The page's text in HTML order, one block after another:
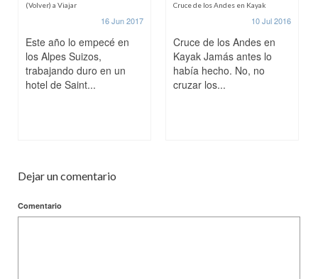
(Volver) a Viajar
16 Jun 2017
Este año lo empecé en
los Alpes Suizos,
trabajando duro en un
hotel de Saint...
Cruce de los Andes en Kayak
10 Jul 2016
Cruce de los Andes en
Kayak Jamás antes lo
había hecho. No, no
cruzar los...
Dejar un comentario
Comentario